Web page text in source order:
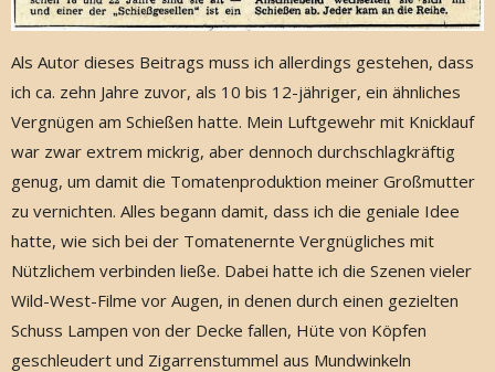
Als Autor dieses Beitrags muss ich allerdings gestehen, dass
ich ca. zehn Jahre zuvor, als 10 bis 12-jähriger, ein ähnliches
Vergnügen am Schießen hatte. Mein Luftgewehr mit Knicklauf
war zwar extrem mickrig, aber dennoch durchschlagkräftig
genug, um damit die Tomatenproduktion meiner Großmutter
zu vernichten. Alles begann damit, dass ich die geniale Idee
hatte, wie sich bei der Tomatenernte Vergnügliches mit
Nützlichem verbinden ließe. Dabei hatte ich die Szenen vieler
Wild-West-Filme vor Augen, in denen durch einen gezielten
Schuss Lampen von der Decke fallen, Hüte von Köpfen
geschleudert und Zigarrenstummel aus Mundwinkeln